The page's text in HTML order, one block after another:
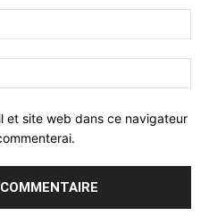
et site web dans ce navigateur